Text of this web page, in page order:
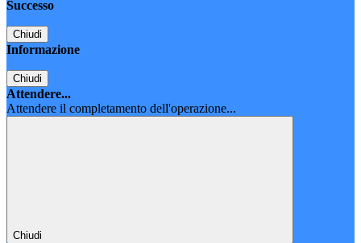
Successo
Chiudi
Informazione
Chiudi
Attendere...
Attendere il completamento dell'operazione...
Chiudi